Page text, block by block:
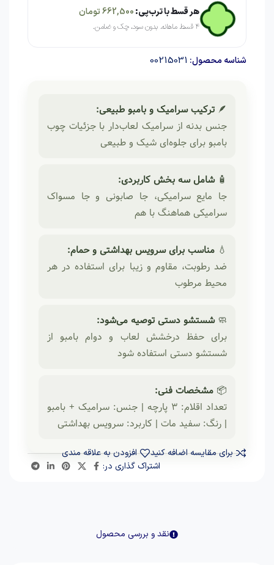
هر قسط با ترب‌پی:662,500تومان
۴ قسط ماهانه. بدون سود، چک و ضامن.
شناسه محصول: 00215031
🪶 ترکیب سرامیک و بامبو طبیعی:
جنس بدنه از سرامیک لعاب‌دار با جزئیات چوب
بامبو برای جلوه‌ای شیک و طبیعی
🧴شامل سه بخش کاربردی:
جا مایع سرامیکی، جا صابونی و جا مسواک
سرامیکی هماهنگ با هم
💧 مناسب برای سرویس بهداشتی و حمام:
ضد رطوبت، مقاوم و زیبا برای استفاده در هر
محیط مرطوب
🧼شستشو دستی توصیه می‌شود:
برای حفظ درخشش لعاب و دوام بامبو از
شستشو دستی استفاده شود
📦 مشخصات فنی:
تعداد اقلام: ۳ پارچه | جنس: سرامیک + بامبو
| رنگ: سفید مات | کاربرد: سرویس بهداشتی
برای مقایسه اضافه کنید
افزودن به علاقه مندی
اشتراک گذاری در:
نقد و بررسی محصول